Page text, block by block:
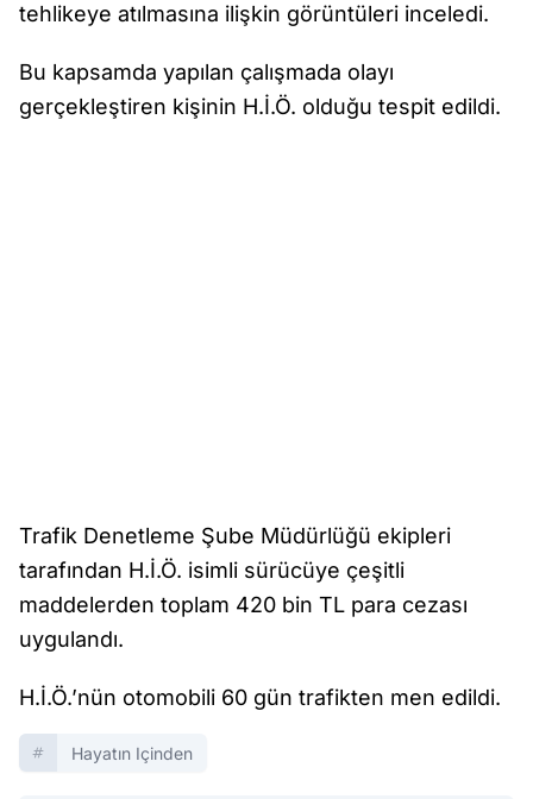
tehlikeye atılmasına ilişkin görüntüleri inceledi.
Bu kapsamda yapılan çalışmada olayı
gerçekleştiren kişinin H.İ.Ö. olduğu tespit edildi.
Trafik Denetleme Şube Müdürlüğü ekipleri
tarafından H.İ.Ö. isimli sürücüye çeşitli
maddelerden toplam 420 bin TL para cezası
uygulandı.
H.İ.Ö.’nün otomobili 60 gün trafikten men edildi.
Hayatın Içinden